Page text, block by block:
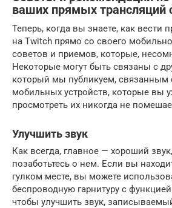
ваших прямых трансляций
Теперь, когда вы знаете, как вести
на Twitch прямо со своего
советов и приемов, которые,
Некоторые могут быть связаны с
который мы публикуем, связанным
мобильных устройств, которые вы
просмотреть их никогда не
Улучшить звук
Как всегда, главное — хороший
позаботьтесь о нем. Если вы
гулком месте, вы можете
беспроводную гарнитуру с
чтобы улучшить звук,